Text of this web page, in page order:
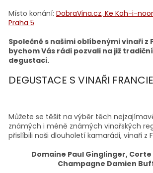
Místo konání: DobraVina.cz, Ke Koh-i-
Praha 5
Společně s našimi oblíbenými vinaři z
bychom Vás rádi pozvali na již
degustaci.
DEGUSTACE S VINAŘI
Můžete se těšit na výběr těch
známých i méně známých vinařských
přislíbili naši dlouholetí kamarádi, vinaři z
Domaine Paul Ginglinger,
Champagne Damien